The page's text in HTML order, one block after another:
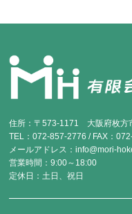
住所：〒573-1171 大阪府枚方
TEL：072-857-2776 / FAX：
メールアドレス：info@mori-
営業時間：9:00～18:00
定休日：土日、祝日